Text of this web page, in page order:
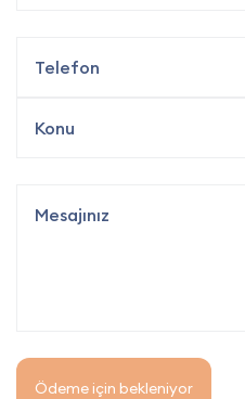
Ödeme için bekleniyor